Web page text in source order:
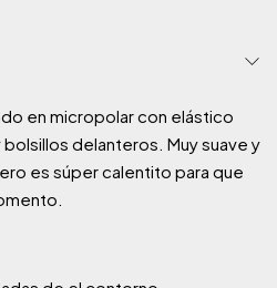
en micropolar con elástico
delanteros. Muy suave y
es súper calentito para que